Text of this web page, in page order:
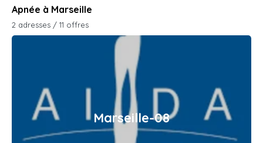
Apnée à Marseille
2 adresses / 11 offres
Marseille-08